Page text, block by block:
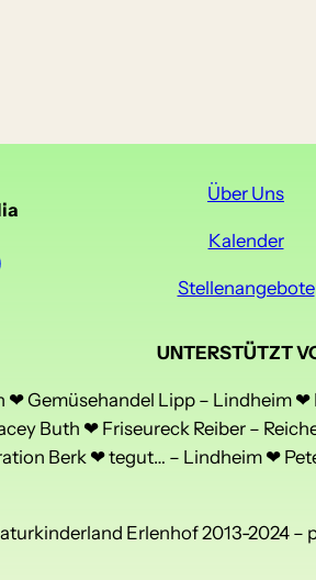
Über Uns
Kalender
Stellenangebote
UNTERSTÜTZT
Gemüsehandel Lipp – Lindheim
Buth ❤ Friseureck Reiber –
Berk ❤ tegut… – Lindheim ❤
Erlenhof 2013-2024 –